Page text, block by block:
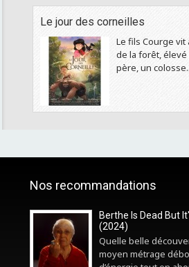
Le jour des corneilles
Le fils Courge
de la forêt, élevé
père, un
Nos recommandations
Berthe Is Dead But
(2024)
Quelle belle
moyen métrage